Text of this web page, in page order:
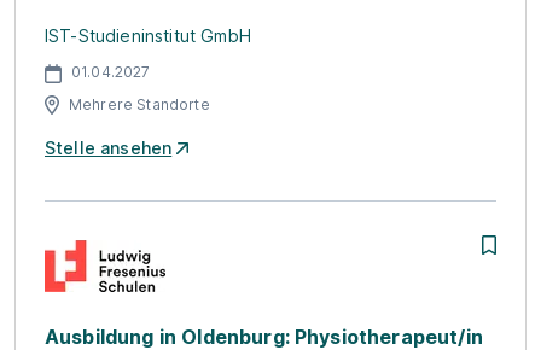
IST-Studieninstitut GmbH
01.04.2027
Mehrere Standorte
Stelle ansehen
Ausbildung in Oldenburg: Physiotherapeut/in